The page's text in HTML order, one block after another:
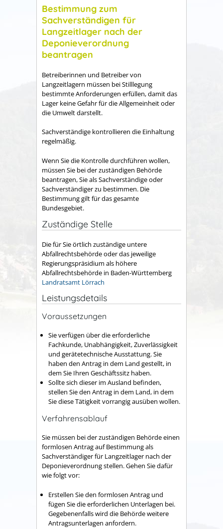
Bestimmung zum
Sachverständigen für
Langzeitlager nach der
Deponieverordnung
beantragen
Betreiberinnen und Betreiber von
Langzeitlagern müssen bei Stilllegung
bestimmte Anforderungen erfüllen, damit das
Lager keine Gefahr für die Allgemeinheit oder
die Umwelt darstellt.
Sachverständige kontrollieren die Einhaltung
regelmäßig.
Wenn Sie die Kontrolle durchführen wollen,
müssen Sie bei der zuständigen Behörde
beantragen, Sie als Sachverständige oder
Sachverständiger zu bestimmen. Die
Bestimmung gilt für das gesamte
Bundesgebiet.
Zuständige Stelle
Die für Sie örtlich zuständige untere
Abfallrechtsbehördeoder das jeweilige
Regierungspräsidium als höhere
Abfallrechtsbehörde in Baden-Württemberg
Landratsamt Lörrach
Leistungsdetails
Voraussetzungen
Sie verfügen über die erforderliche
Fachkunde, Unabhängigkeit, Zuverlässigkeit
und gerätetechnische Ausstattung. Sie
haben den Antrag in dem Land gestellt, in
dem Sie Ihren Geschäftssitz haben.
Sollte sich dieser im Ausland befinden,
stellen Sie den Antrag in dem Land, in dem
Sie diese Tätigkeit vorrangig ausüben wollen.
Verfahrensablauf
Sie müssen bei der zuständigen Behörde einen
formlosen Antrag auf Bestimmung als
Sachverständiger für Langzeitlager nach der
Deponieverordnung stellen. Gehen Sie dafür
wie folgt vor:
Erstellen Sie den formlosen Antrag und
fügen Sie die erforderlichen Unterlagen bei.
Gegebenenfalls wird die Behörde weitere
Antragsunterlagen anfordern.